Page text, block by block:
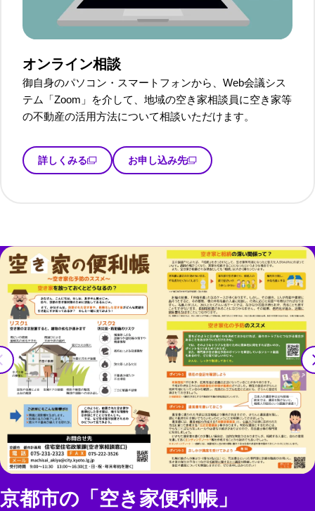
オンライン相談
御自身のパソコン・スマートフォンから、Web会議シス
テム「Zoom」を介して、地域の空き家相談員に空き家等
の不動産の活用方法について相談いただけます。
詳しくみる お申し込み先
京都市の「空き家便利帳」